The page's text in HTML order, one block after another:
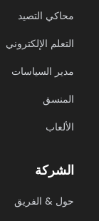
محاكي التصيد
التعلم الإلكتروني
مدير السياسات
المنسق
الألعاب
الشركة
حول & الفريق